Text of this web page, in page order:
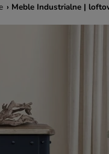
WISZĄCE
MANGO –
› Meble Industrialne |